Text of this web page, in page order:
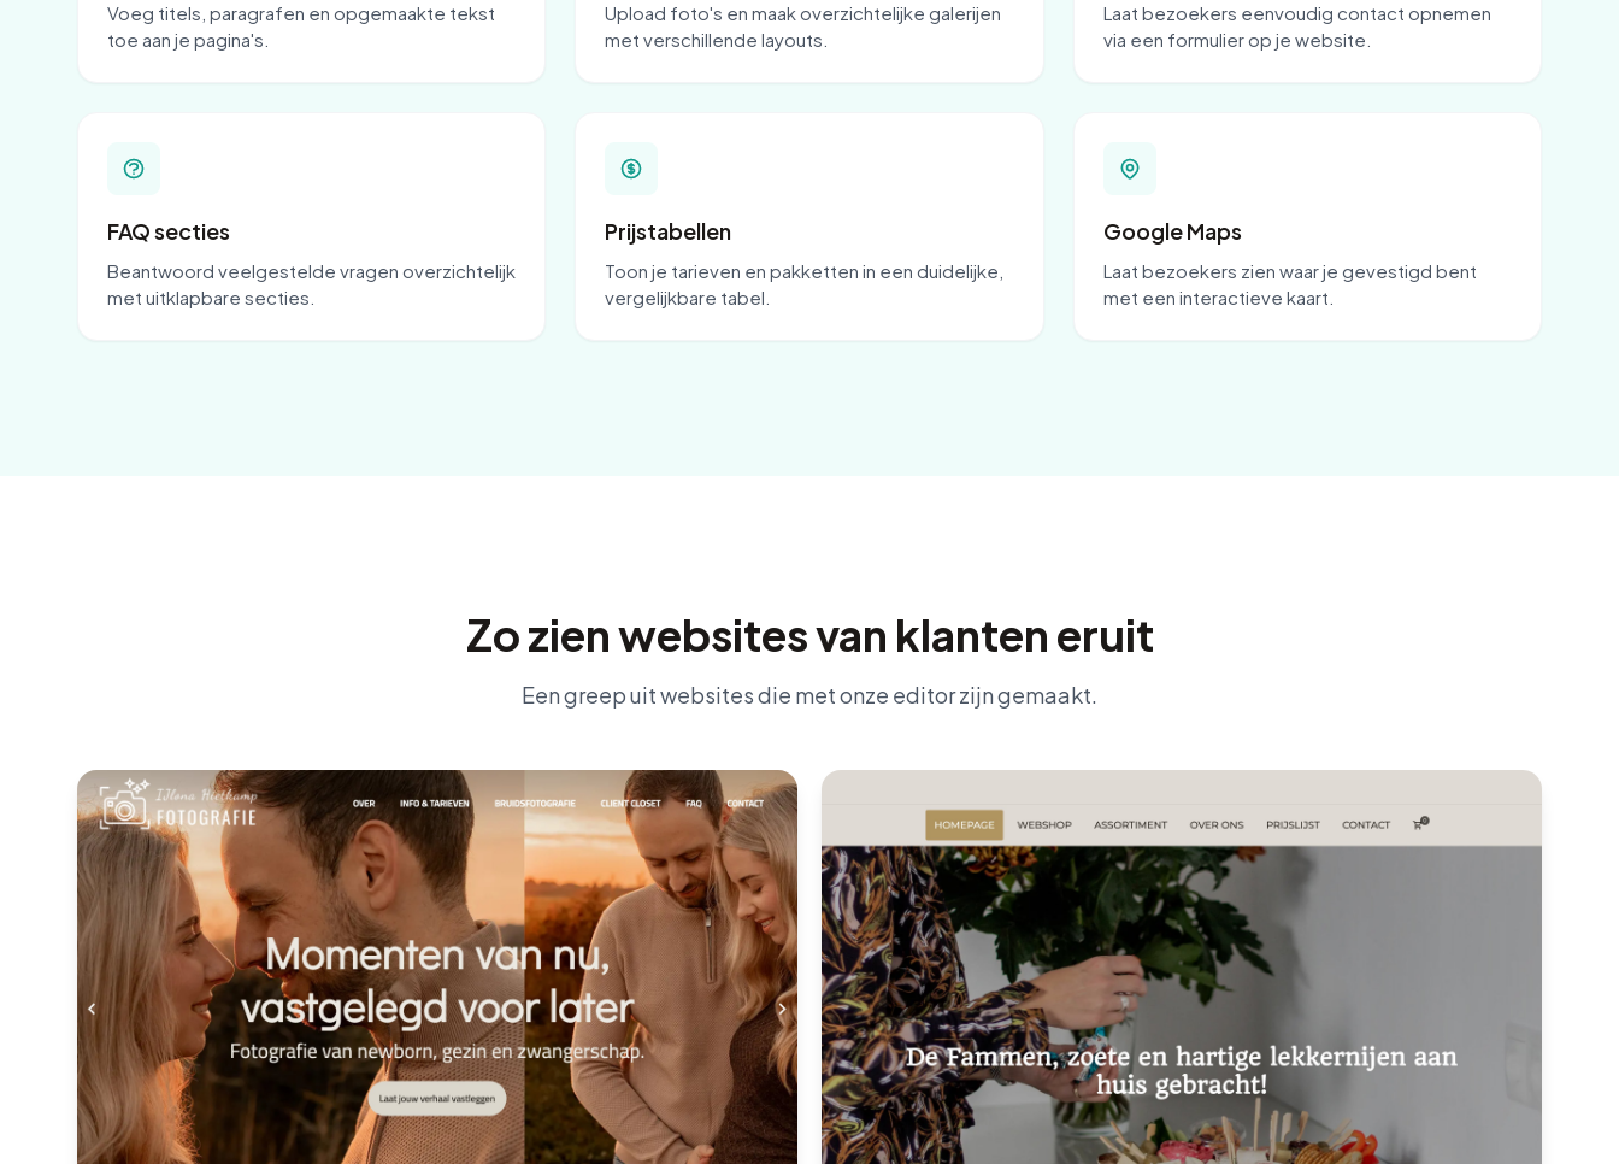
Voeg titels, paragrafen en opgemaakte tekst
toe aan je pagina's.
Upload foto's en maak overzichtelijke galerijen
met verschillende layouts.
Laat bezoekers eenvoudig contact opnemen
via een formulier op je website.
FAQ secties
Beantwoord veelgestelde vragen overzichtelijk
met uitklapbare secties.
Prijstabellen
Toon je tarieven en pakketten in een duidelijke,
vergelijkbare tabel.
Google Maps
Laat bezoekers zien waar je gevestigd bent
met een interactieve kaart.
Zo zien websites van klanten eruit
Een greep uit websites die met onze editor zijn gemaakt.